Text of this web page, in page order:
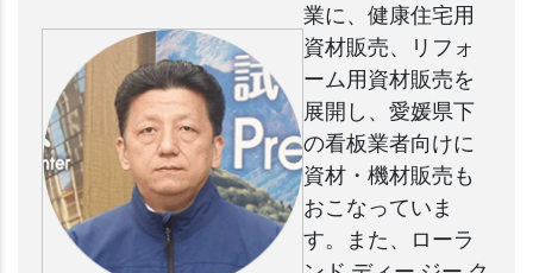
業に、健康住宅用
資材販売、リフォ
ーム用資材販売を
展開し、愛媛県下
の看板業者向けに
資材・機材販売も
おこなっていま
す。また、ローラ